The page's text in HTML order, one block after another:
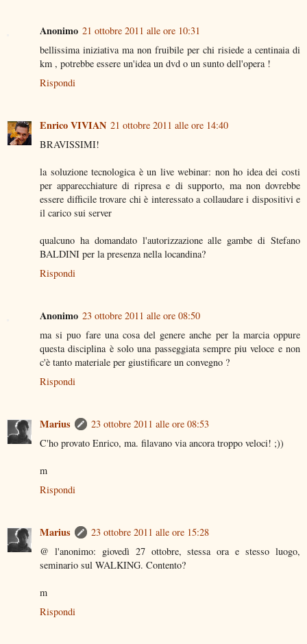
Anonimo 21 ottobre 2011 alle ore 10:31
bellissima iniziativa ma non fruibile per chi risiede a centinaia di
km , potrebbe essere un'idea un dvd o un sunto dell'opera !
Rispondi
Enrico VIVIAN 21 ottobre 2011 alle ore 14:40
BRAVISSIMI!
la soluzione tecnologica è un live webinar: non ho idea dei costi
per apparecchiature di ripresa e di supporto, ma non dovrebbe
essere difficile trovare chi è interessato a collaudare i dispositivi e
il carico sui server
qualcuno ha domandato l'autorizzazione alle gambe di Stefano
BALDINI per la presenza nella locandina?
Rispondi
Anonimo 23 ottobre 2011 alle ore 08:50
ma si puo fare una cosa del genere anche per la marcia oppure
questa disciplina è solo una passeggiata sempre piu veloce e non
c'è tanto materiale per giustificare un convegno ?
Rispondi
Marius
23 ottobre 2011 alle ore 08:53
C'ho provato Enrico, ma. filavano via ancora troppo veloci! ;))
m
Rispondi
Marius
23 ottobre 2011 alle ore 15:28
@ l'anonimo: giovedì 27 ottobre, stessa ora e stesso luogo,
seminario sul WALKING. Contento?
m
Rispondi